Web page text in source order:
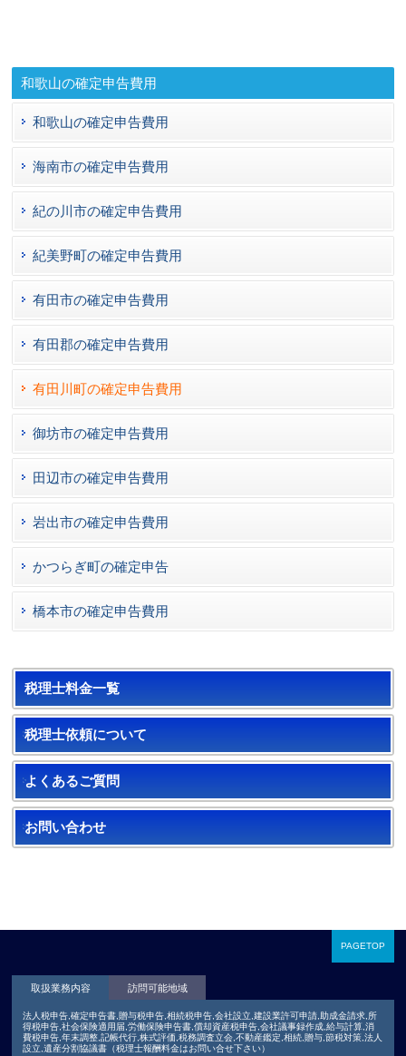
和歌山の確定申告費用
和歌山の確定申告費用
海南市の確定申告費用
紀の川市の確定申告費用
紀美野町の確定申告費用
有田市の確定申告費用
有田郡の確定申告費用
有田川町の確定申告費用
御坊市の確定申告費用
田辺市の確定申告費用
岩出市の確定申告費用
かつらぎ町の確定申告
橋本市の確定申告費用
税理士料金一覧
税理士依頼について
よくあるご質問
お問い合わせ
PAGETOP
取扱業務内容 訪問可能地域
法人税申告,確定申告書,贈与税申告,相続税申告,会社設立,建設業許可申請,助成金請求,所
得税申告,社会保険適用届,労働保険申告書,償却資産税申告,会社議事録作成,給与計算,消
費税申告,年末調整,記帳代行,株式評価,税務調査立会,不動産鑑定,相続,贈与,節税対策,法人
設立,遺産分割協議書（税理士報酬料金はお問い合せ下さい）